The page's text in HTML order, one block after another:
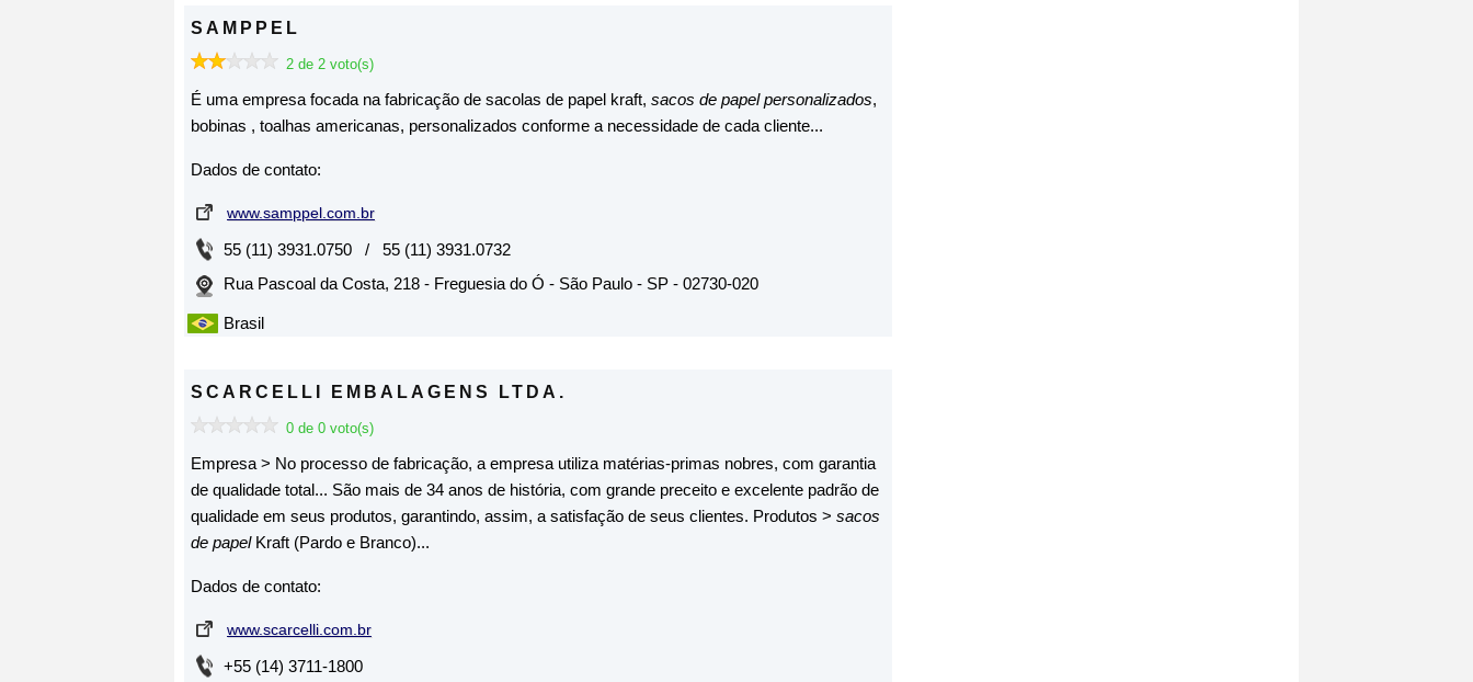
SAMPPEL
2 de 2 voto(s)
É uma empresa focada na fabricação de sacolas de papel kraft, sacos de papelpersonalizados,
bobinas , toalhas americanas, personalizados conforme a necessidade de cada cliente...
Dados de contato:
www.samppel.com.br
55 (11) 3931.0750 / 55 (11) 3931.0732
Rua Pascoal da Costa, 218 - Freguesia do Ó - São Paulo - SP - 02730-020
Brasil
SCARCELLI EMBALAGENS LTDA.
0 de 0 voto(s)
Empresa > No processo de fabricação, a empresa utiliza matérias-primas nobres, com garantia
de qualidade total... São mais de 34 anos de história, com grande preceito e excelente padrão de
qualidade em seus produtos, garantindo, assim, a satisfação de seus clientes. Produtos > sacos
de papelKraft (Pardo e Branco)...
Dados de contato:
www.scarcelli.com.br
+55 (14) 3711-1800